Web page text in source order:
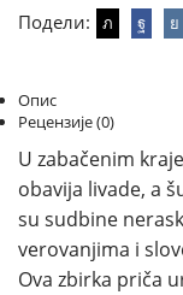
Подели:
Опис
Рецензије (0)
U zabačenim
obavija livade, a
su sudbine
verovanjima i
Ova zbirka priča